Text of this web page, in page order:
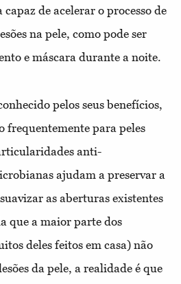
de acelerar o processo de
na pele, como pode ser
e máscara durante a noite.
pelos seus benefícios,
frequentemente para peles
anti-
ajudam a preservar a
as aberturas existentes
que a maior parte dos
deles feitos em casa) não
da pele, a realidade é que